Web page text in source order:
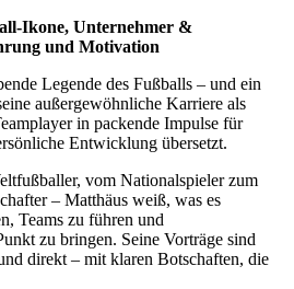
Ikone, Unternehmer &
und Motivation
Legende des Fußballs – und ein
außergewöhnliche Karriere als
in packende Impulse für
Entwicklung übersetzt.
vom Nationalspieler zum
– Matthäus weiß, was es
Teams zu führen und
zu bringen. Seine Vorträge sind
direkt – mit klaren Botschaften, die